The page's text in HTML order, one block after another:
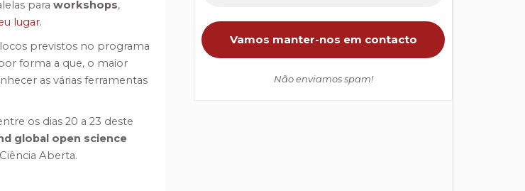
para workshops,
lugar.
previstos no programa
forma a que, o maior
as várias ferramentas
os dias 20 a 23 deste
global open science
Aberta.
Não enviamos spam!